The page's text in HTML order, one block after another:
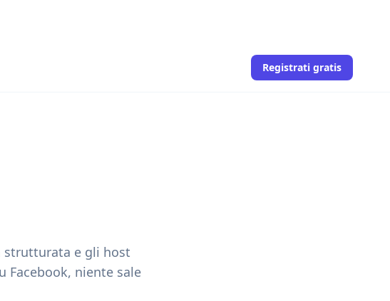
Registrati gratis
strutturata e gli host
niente sale